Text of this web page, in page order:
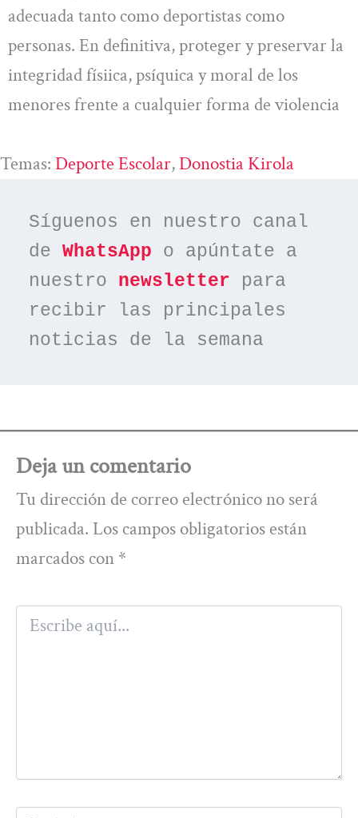
adecuada tanto como deportistas como
personas. En definitiva, proteger y preservar la
integridad físiica, psíquica y moral de los
menores frente a cualquier forma de violencia
Temas: Deporte Escolar, Donostia Kirola
Síguenos en nuestro canal
de WhatsApp o apúntate a
nuestro newsletter para
recibir las principales
noticias de la semana
Deja un comentario
Tu dirección de correo electrónico no será
publicada. Los campos obligatorios están
marcados con *
Escribe
aquí...